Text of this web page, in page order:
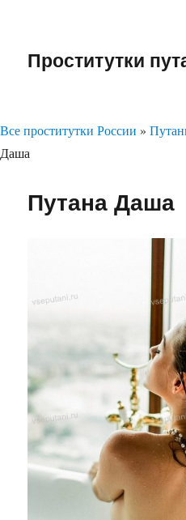
Проститутки
Все проститутки России »
Даша
Путана Даша